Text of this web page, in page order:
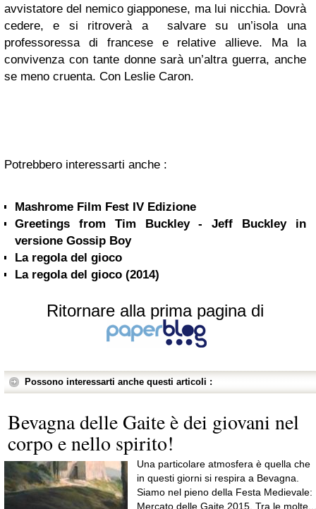
avvistatore del nemico giapponese, ma lui nicchia. Dovrà
cedere, e si ritroverà a salvare su un’isola una
professoressa di francese e relative allieve. Ma la
convivenza con tante donne sarà un’altra guerra, anche
se meno cruenta. Con Leslie Caron.
Potrebbero interessarti anche :
Mashrome Film Fest IV Edizione
Greetings from Tim Buckley - Jeff Buckley in
versione Gossip Boy
La regola del gioco
La regola del gioco (2014)
Ritornare alla prima pagina di
Possono interessarti anche questi articoli :
Bevagna delle Gaite è dei giovani nel
corpo e nello spirito!
Una particolare atmosfera è quella che
in questi giorni si respira a Bevagna.
Siamo nel pieno della Festa Medievale:
Mercato delle Gaite 2015. Tra le molte...